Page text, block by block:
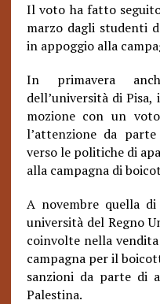
Il voto ha fatto
marzo dagli studenti
in appoggio alla
In primavera
dell’università di
mozione con un
l’attenzione da
verso le politiche di
alla campagna di
A novembre quella
università del Regno
coinvolte nella
campagna per il
sanzioni da parte di
Palestina.